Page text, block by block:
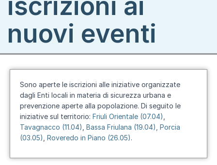
nuovi eventi
Sono aperte le iscrizioni alle iniziative organizzate
dagli Enti locali in materia di sicurezza urbana e
prevenzione aperte alla popolazione. Di seguito le
iniziative sul territorio: Friuli Orientale (07.04)
Tavagnacco (11.04) Bassa Friulana (19.04) , Porcia
(03.05) Roveredo in Piano (26.05).